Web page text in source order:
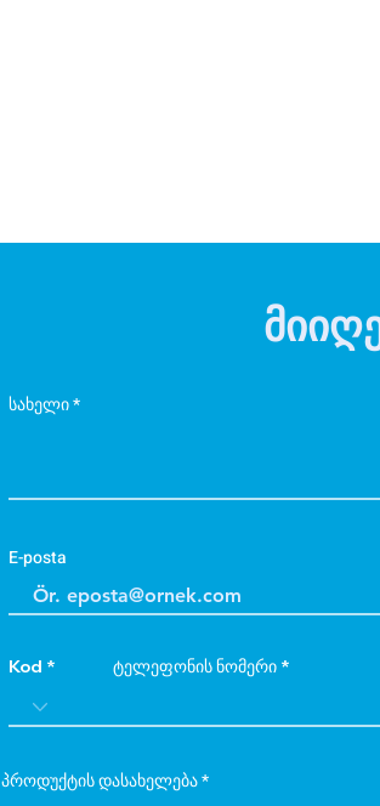
სახელი
E-posta
Kod ტელეფონის ნომერი
პროდუქტის დასახელება